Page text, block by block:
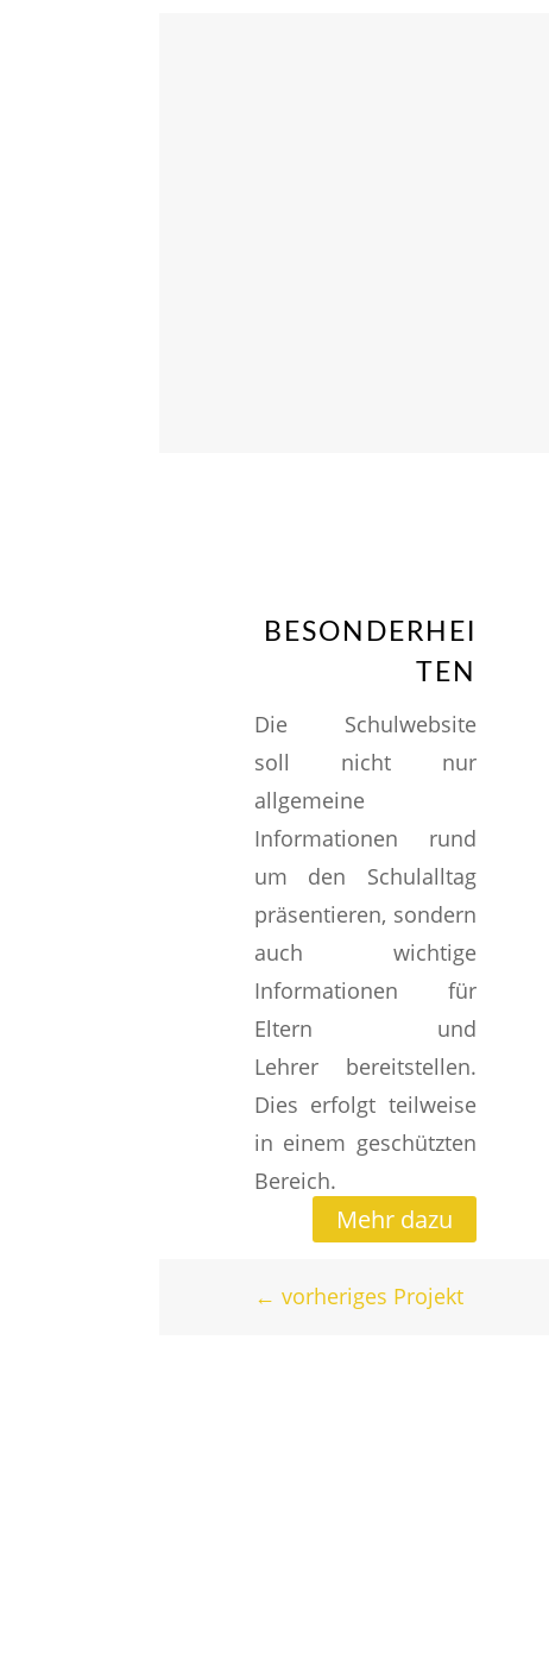
BESONDERHEI
TEN
Die Schulwebsite
soll nicht nur
allgemeine
Informationen rund
um den Schulalltag
präsentieren, sondern
auch wichtige
Informationen für
Eltern und
Lehrer bereitstellen.
Dies erfolgt teilweise
in einem geschützten
Bereich.
Mehr dazu
← vorheriges Projekt